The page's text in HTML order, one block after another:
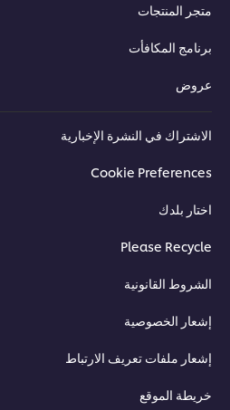
متجر المنتجات
برنامج المكافأت
عروض
الاشتراك في النشرة الإخبارية
Cookie Preferences
اختار بلدك
Please Recycle
الشروط القانونية
إشعار الخصوصية
إشعار ملفات تعريف الارتباط
خريطة الموقع